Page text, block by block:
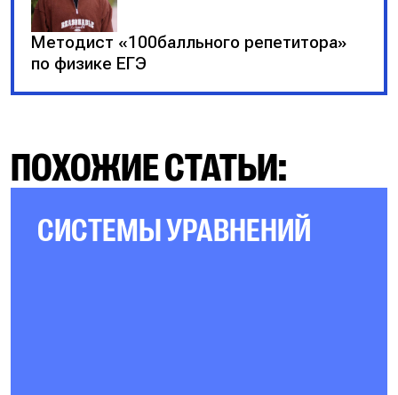
Методист «100балльного репетитора»
по физике ЕГЭ
ПОХОЖИЕ СТАТЬИ:
СИСТЕМЫ УРАВНЕНИЙ